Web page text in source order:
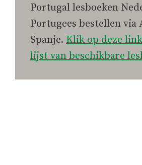
Portugal lesboeken
Portugees bestellen via
Spanje. Klik op deze
lijst van beschikbare